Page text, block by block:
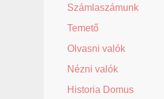
Számlaszámunk
Temető
Olvasni valók
Nézni valók
Historia Domus